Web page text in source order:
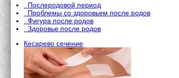
Послеродовой период
Проблемы со здоровьем после родов
Фигура после родов
Здоровье после родов
Кесарево сечение